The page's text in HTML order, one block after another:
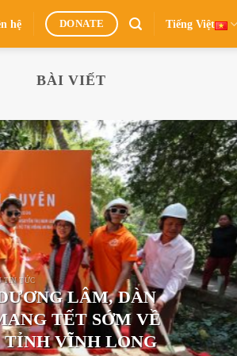
hệ DONATE Tiếng Việt
BÀI VIẾT
TIN TỨC
LÂM, DÀN
TẾT SỚM VỀ
TỈNH VĨNH LONG